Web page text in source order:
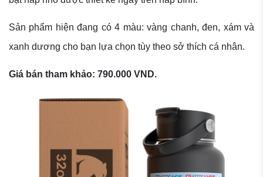
Sản phẩm hiện đang có 4 màu: vàng chanh, đen, xám và
xanh dương cho bạn lựa chọn tùy theo sở thích cá nhân.
Giá bán tham khảo: 790.000 VND.